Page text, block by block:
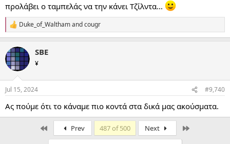
προλάβει ο ταμπελάς να την κάνει Τζίλντα...
R
e
c
t
i
n
s
Duke_of_Walthamandcougr
SBE
¥
Jul 15, 2024 #9,740
Ας πούμε ότι το κάναμε πιο κοντά στα δικά μας ακούσματα.
Prev 487 of 500 Next